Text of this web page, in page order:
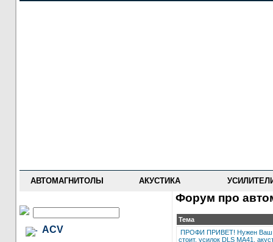
АВТОМАГНИТОЛЫ АКУСТИКА
ACV
Форум про
Тема
ПРОФИ ПРИВЕТ! Нужен Ваш
стоит, усилок DLS MA41,